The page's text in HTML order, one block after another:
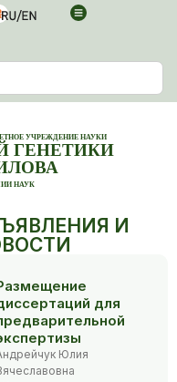
УЧРЕЖДЕНИЕ НАУКИ
ГЕНЕТИКИ
НАУК
И
для
Юлия